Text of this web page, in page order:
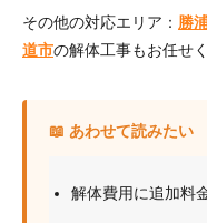
その他の対応エリア： 勝
道市の解体工事もお任せく
📖 あわせて読みたい
解体費用に追加料